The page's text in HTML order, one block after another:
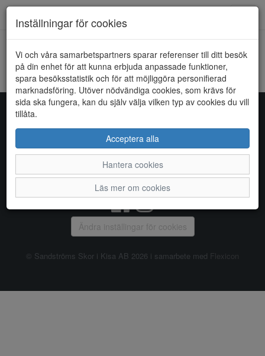
HEM INBLU
Kunde inte hitta några artiklar...
Inställningar för cookies
Vi och våra samarbetspartners sparar referenser till ditt besök
på din enhet för att kunna erbjuda anpassade funktioner,
spara besöksstatistik och för att möjliggöra personifierad
marknadsföring. Utöver nödvändiga cookies, som krävs för
sida ska fungera, kan du själv välja vilken typ av cookies du vill
tillåta.
Acceptera alla
Hantera cookies
Läs mer om cookies
Sandströms Skor i Kisa AB
Storgatan 14, 590 38 KISA, Telefon:
| Om oss Kontakta oss
Ändra inställingar för cookies
© Sandströms Skor i Kisa AB 2026 i samarbete med Flexicon